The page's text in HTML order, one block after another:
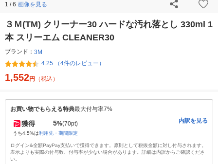
1 / 6 画像を見る
３Ｍ(TM) クリーナー30 ハードな汚れ落とし 330ml 1
本 スリーエム CLEANER30
ブランド： 3M
4.25 （4件のレビュー）
1,552円 （税込）
お買い物でもらえる特典最大付与率7%
獲得 5%(70pt)
うち4.5%は利用先・期間限定
内訳を見る
ログイン&全額PayPay支払いで獲得できます。原則として税抜金額に対し付与されます。
表示よりも実際の付与数、付与率が少ない場合があります。詳細は内訳からご確認くださ
い。